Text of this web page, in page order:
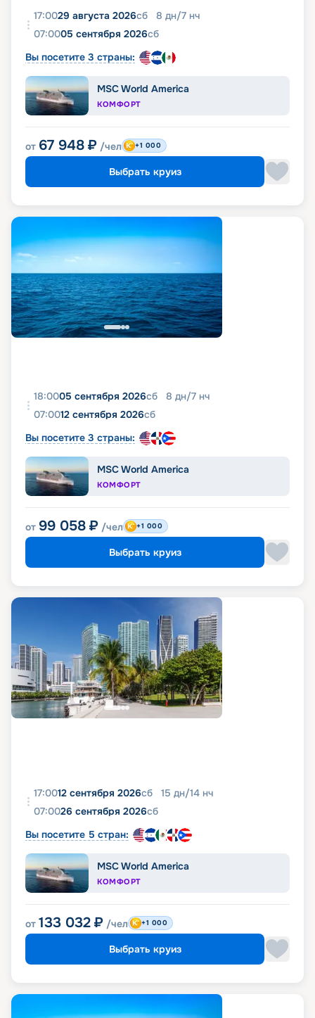
17:0029 августа 2026сб 8 дн/7 нч
07:0005 сентября 2026сб
Вы посетите 3 страны:
MSC World America
КОМФОРТ
от 67 948 ₽ /чел +1 000
Выбрать круиз
18:0005 сентября 2026сб 8 дн/7 нч
07:0012 сентября 2026сб
Вы посетите 3 страны:
MSC World America
КОМФОРТ
от 99 058 ₽ /чел +1 000
Выбрать круиз
17:0012 сентября 2026сб 15 дн/14 нч
07:0026 сентября 2026сб
Вы посетите 5 стран:
MSC World America
КОМФОРТ
от 133 032 ₽ /чел +1 000
Выбрать круиз